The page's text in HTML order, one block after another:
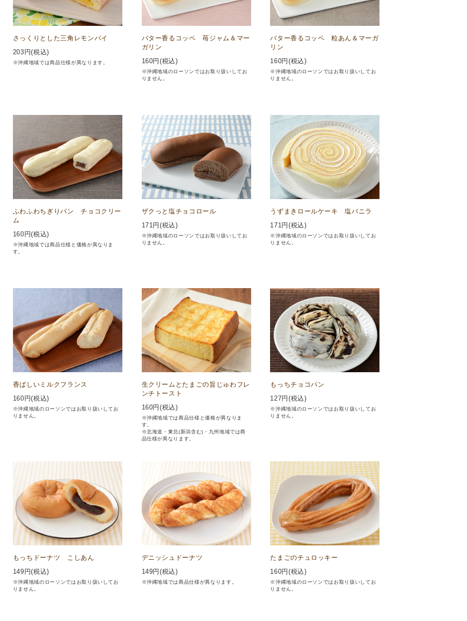
さっくりとした三角レモンパイ
203 円(税込)
※沖縄地域では商品仕様が異なります。
バター香るコッペ 苺ジャム＆マー
ガリン
160円(税込)
※沖縄地域のローソンではお取り扱いしてお
りません。
バター香るコッペ 粒あん＆マーガ
リン
160円(税込)
※沖縄地域のローソンではお取り扱いしてお
りません。
ふわふわちぎりパン チョコクリー
ム
160 円(税込)
※沖縄地域では商品仕様と価格が異なりま
す。
ザクっと塩チョコロール
171円(税込)
※沖縄地域のローソンではお取り扱いしてお
りません。
うずまきロールケーキ 塩バニラ
171円(税込)
※沖縄地域のローソンではお取り扱いしてお
りません。
香ばしいミルクフランス
160 円(税込)
※沖縄地域のローソンではお取り扱いしてお
りません。
生クリームとたまごの旨じゅわフレ
ンチトースト
160円(税込)
※沖縄地域では商品仕様と価格が異なりま
す。
※北海道・東北(新潟含む)・九州地域では商
品仕様が異なります。
もっちチョコパン
127円(税込)
※沖縄地域のローソンではお取り扱いしてお
りません。
もっちドーナツ こしあん
149 円(税込)
※沖縄地域のローソンではお取り扱いしてお
りません。
デニッシュドーナツ
149円(税込)
※沖縄地域では商品仕様が異なります。
たまごのチュロッキー
160円(税込)
※沖縄地域のローソンではお取り扱いしてお
りません。